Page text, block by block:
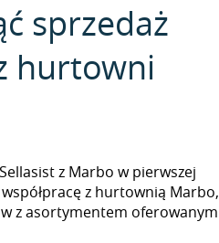
sprzedaż
hurtowni
z Marbo w pierwszej
z hurtownią Marbo,
z asortymentem oferowanym